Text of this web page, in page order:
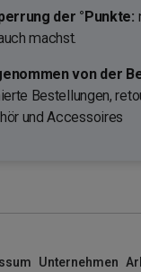
der °Punkte:
machst.
von der
Bestellungen,
und Accessoires
Unternehmen